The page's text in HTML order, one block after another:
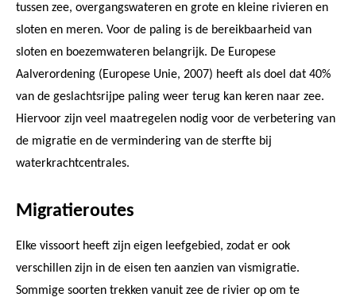
tussen zee, overgangswateren en grote en kleine rivieren en
sloten en meren. Voor de paling is de bereikbaarheid van
sloten en boezemwateren belangrijk. De Europese
Aalverordening (Europese Unie, 2007) heeft als doel dat 40%
van de geslachtsrijpe paling weer terug kan keren naar zee.
Hiervoor zijn veel maatregelen nodig voor de verbetering van
de migratie en de vermindering van de sterfte bij
waterkrachtcentrales.
Migratieroutes
Elke vissoort heeft zijn eigen leefgebied, zodat er ook
verschillen zijn in de eisen ten aanzien van vismigratie.
Sommige soorten trekken vanuit zee de rivier op om te